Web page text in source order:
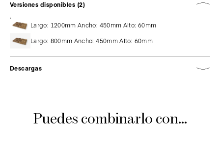
Versiones disponibles (2)
Largo: 1200mm Ancho: 450mm Alto: 60mm
Largo: 800mm Ancho: 450mm Alto: 60mm
Descargas
Puedes combinarlo con...